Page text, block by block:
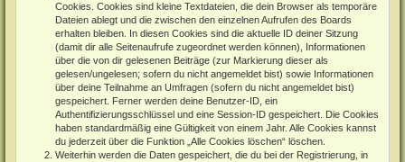
Cookies. Cookies sind kleine Textdateien, die dein Browser als temporäre
Dateien ablegt und die zwischen den einzelnen Aufrufen des Boards
erhalten bleiben. In diesen Cookies sind die aktuelle ID deiner Sitzung
(damit dir alle Seitenaufrufe zugeordnet werden können), Informationen
über die von dir gelesenen Beiträge (zur Markierung dieser als
gelesen/ungelesen; sofern du nicht angemeldet bist) sowie Informationen
über deine Teilnahme an Umfragen (sofern du nicht angemeldet bist)
gespeichert. Ferner werden deine Benutzer-ID, ein
Authentifizierungsschlüssel und eine Session-ID gespeichert. Die Cookies
haben standardmäßig eine Gültigkeit von einem Jahr. Alle Cookies kannst
du jederzeit über die Funktion „Alle Cookies löschen“ löschen.
Weiterhin werden die Daten gespeichert, die du bei der Registrierung, in